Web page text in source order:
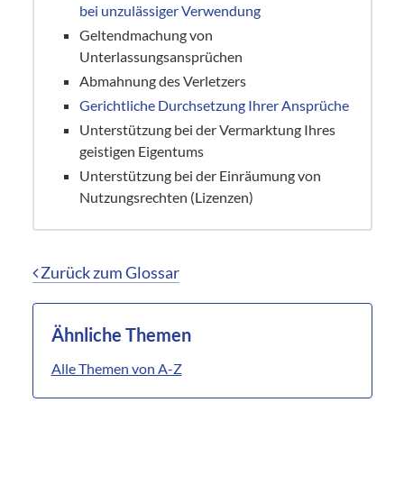
bei unzulässiger Verwendung
Geltendmachung von
Unterlassungsansprüchen
Abmahnung des Verletzers
Gerichtliche Durchsetzung Ihrer Ansprüche
Unterstützung bei der Vermarktung Ihres
geistigen Eigentums
Unterstützung bei der Einräumung von
Nutzungsrechten (Lizenzen)
Zurück zum Glossar
Ähnliche Themen
Alle Themen von A-Z